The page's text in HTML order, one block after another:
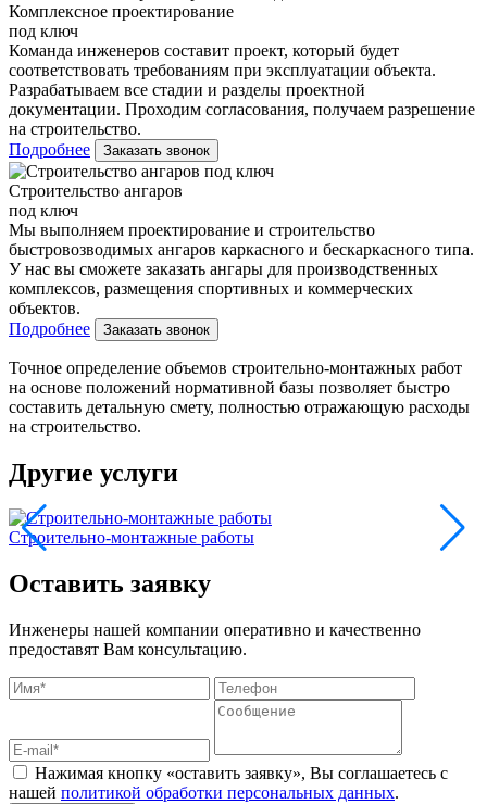
Комплексное проектирование
под ключ
Команда инженеров составит проект, который будет
соответствовать требованиям при эксплуатации объекта.
Разрабатываем все стадии и разделы проектной
документации. Проходим согласования, получаем разрешение
на строительство.
Подробнее
Заказать звонок
Строительство ангаров
под ключ
Мы выполняем проектирование и строительство
быстровозводимых ангаров каркасного и бескаркасного типа.
У нас вы сможете заказать ангары для производственных
комплексов, размещения спортивных и коммерческих
объектов.
Подробнее
Заказать звонок
Точное определение объемов строительно-монтажных работ
на основе положений нормативной базы позволяет быстро
составить детальную смету, полностью отражающую расходы
на строительство.
Другие услуги
Строительно-монтажные работы
Оставить заявку
Инженеры нашей компании оперативно и качественно
предоставят Вам консультацию.
Нажимая кнопку «оставить заявку», Вы соглашаетесь с
нашей политикой обработки персональных данных.